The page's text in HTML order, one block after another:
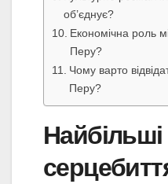
об’єднує?
Економічна роль
Перу?
Чому варто
Перу?